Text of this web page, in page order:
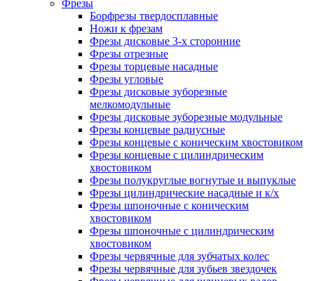
Фрезы
Борфрезы твердосплавные
Ножи к фрезам
Фрезы дисковые 3-х сторонние
Фрезы отрезные
Фрезы торцевые насадные
Фрезы угловые
Фрезы дисковые зуборезные
мелкомодульные
Фрезы дисковые зуборезные модульные
Фрезы концевые радиусные
Фрезы концевые с коническим хвостовиком
Фрезы концевые с цилиндрическим
хвостовиком
Фрезы полукруглые вогнутые и выпуклые
Фрезы цилиндрические насадные и к/х
Фрезы шпоночные с коническим
хвостовиком
Фрезы шпоночные с цилиндрическим
хвостовиком
Фрезы червячные для зубчатых колес
Фрезы червячные для зубьев звездочек